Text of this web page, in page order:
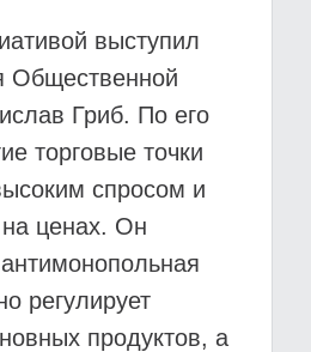
выступил
Общественной
Гриб. По его
торговые точки
спросом и
ценах. Он
регулирует
продуктов, а